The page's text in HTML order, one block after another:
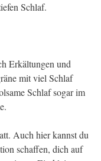
Schlaf.
Erkältungen und
mit viel Schlaf
Schlaf sogar im
Auch hier kannst du
schaffen, dich auf